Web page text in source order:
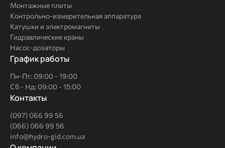
Монтажные плиты
Контрольно-измерительная аппаратура
Катушки и электромагниты
Гидравлические краны
Насос-дозаторы
График работы
Пн-Пт: 09:00 - 19:00
Сб - Нд: 09:00 - 15:00
Контакты
(097) 066 99 56
(066) 066 99 56
info@hydro-gid.com.ua